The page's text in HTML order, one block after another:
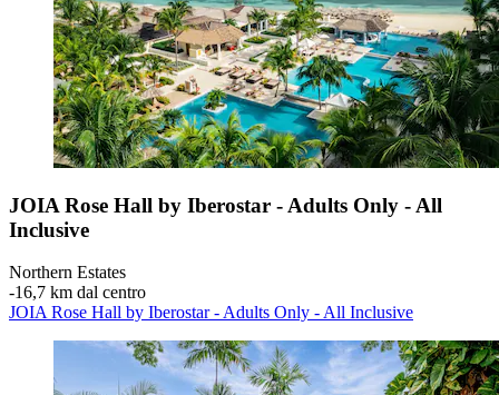
JOIA Rose Hall by Iberostar - Adults Only - All
Inclusive
Northern Estates
‐16,7 km dal centro
JOIA Rose Hall by Iberostar - Adults Only - All Inclusive